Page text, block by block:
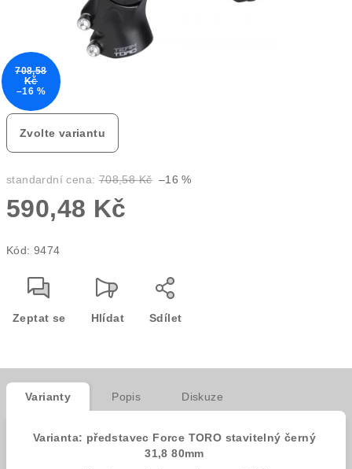
Zvolte variantu
standardní cena: 708,58 Kč –16 %
590,48 Kč
cena:
Kód: 9474
Zeptat se Hlídat Sdílet
708,58
Kč
–16 %
Varianty Popis Diskuze
Varianta: představec Force TORO stavitelný černý
31,8 80mm